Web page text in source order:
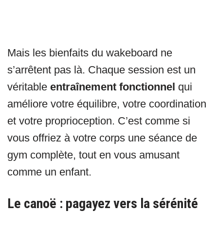
Mais les bienfaits du wakeboard ne
s’arrêtent pas là. Chaque session est un
véritable entraînement fonctionnel qui
améliore votre équilibre, votre coordination
et votre proprioception. C’est comme si
vous offriez à votre corps une séance de
gym complète, tout en vous amusant
comme un enfant.
Le canoë : pagayez vers la sérénité